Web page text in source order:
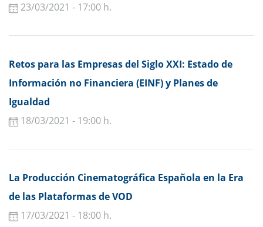
23/03/2021 - 17:00 h.
Retos para las Empresas del Siglo XXI: Estado de
Información no Financiera (EINF) y Planes de
Igualdad
18/03/2021 - 19:00 h.
La Producción Cinematográfica Española en la Era
de las Plataformas de VOD
17/03/2021 - 18:00 h.